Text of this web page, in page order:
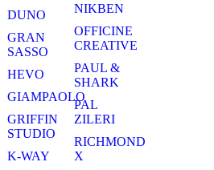
DUNO
GRAN
SASSO
HEVO
GIAMPAOLO
GRIFFIN
STUDIO
K-WAY
NIKBEN
OFFICINE
CREATIVE
PAUL &
SHARK
PAL
ZILERI
RICHMOND
X